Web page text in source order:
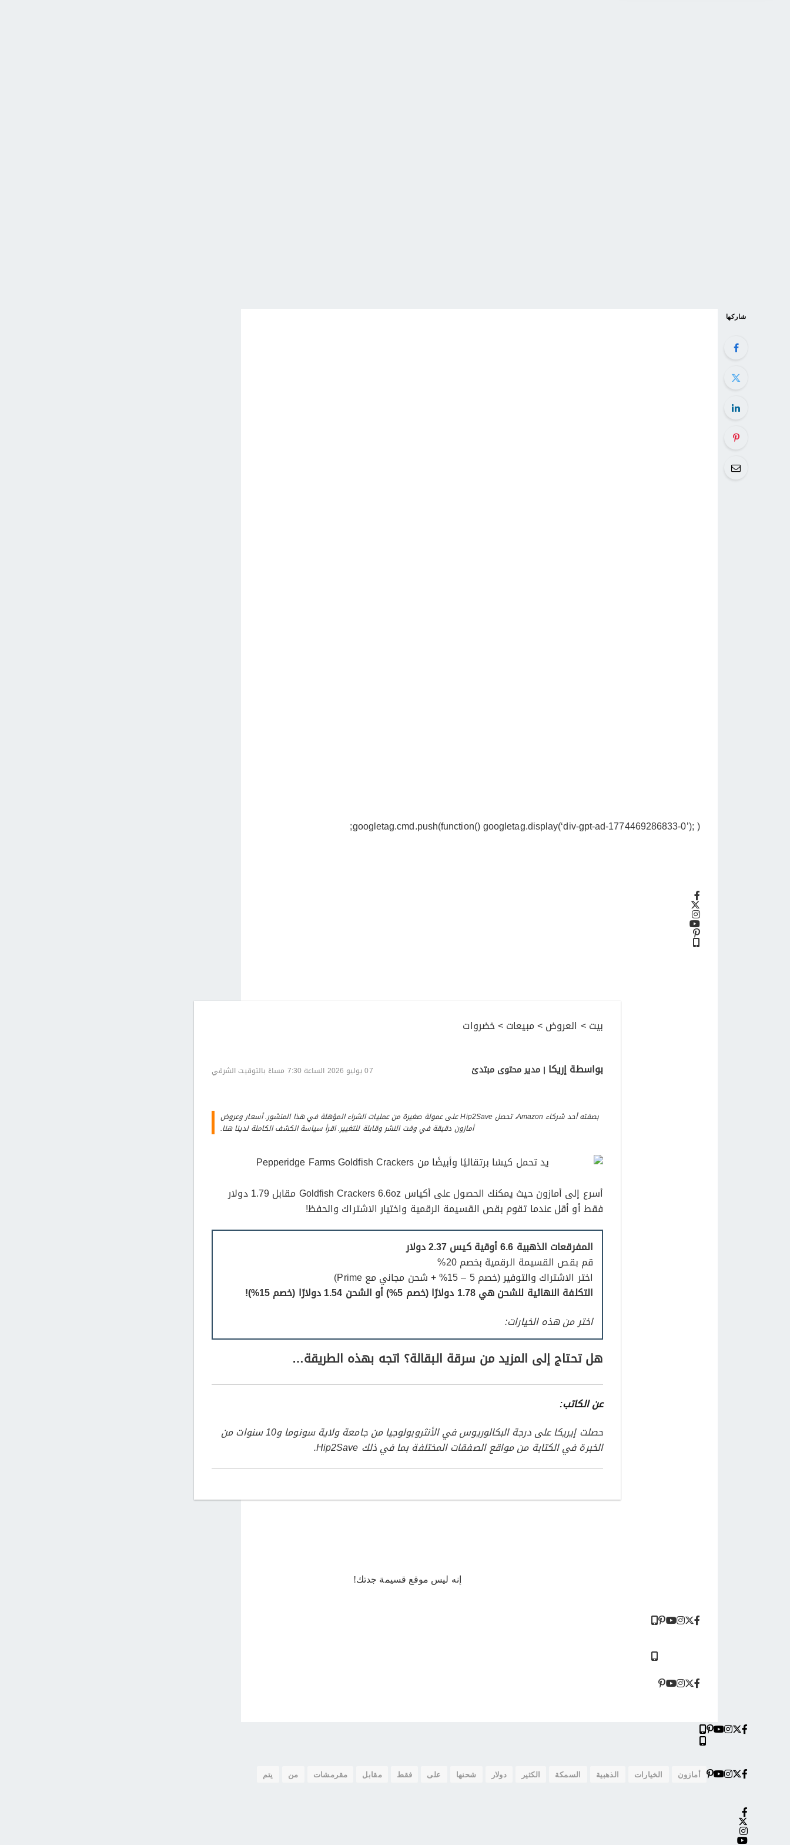
شاركها
googletag.cmd.push(function() googletag.display(‘div-gpt-ad-1774469286833-0’); );
بيت> العروض>مبيعات>خضروات
بواسطةإريكا | مدير محتوى مبتدئ 07 يوليو 2026 الساعة 7:30 مساءً بالتوقيت الشرقي
بصفته أحد شركاء Amazon، تحصل Hip2Save على عمولة صغيرة من عمليات الشراء المؤهلة في هذا المنشور. أسعار وعروض
أمازون دقيقة في وقت النشر وقابلة للتغيير. اقرأ سياسة الكشف الكاملة لدينا هنا.
أسرع إلى أمازون حيث يمكنك الحصول على أكياس Goldfish Crackers 6.6oz مقابل 1.79 دولار
فقط أو أقل عندما تقوم بقص القسيمة الرقمية واختيار الاشتراك والحفظ!
المفرقعات الذهبية 6.6 أوقية كيس 2.37 دولار
قم بقص القسيمة الرقمية بخصم 20%
اختر الاشتراك والتوفير (خصم 5 – 15% + شحن مجاني مع Prime)
التكلفة النهائية للشحن هي 1.78 دولارًا (خصم 5%) أو الشحن 1.54 دولارًا (خصم 15%)!
اختر من هذه الخيارات:
هل تحتاج إلى المزيد من سرقة البقالة؟ اتجه بهذه الطريقة…
عن الكاتب:
حصلت إيريكا على درجة البكالوريوس في الأنثروبولوجيا من جامعة ولاية سونوما و10 سنوات من
الخبرة في الكتابة من مواقع الصفقات المختلفة بما في ذلك Hip2Save.
إنه ليس موقع قسيمة جدتك!
أمازون الخيارات الذهبية السمكة الكثير دولار شحنها على فقط مقابل مقرمشات من يتم